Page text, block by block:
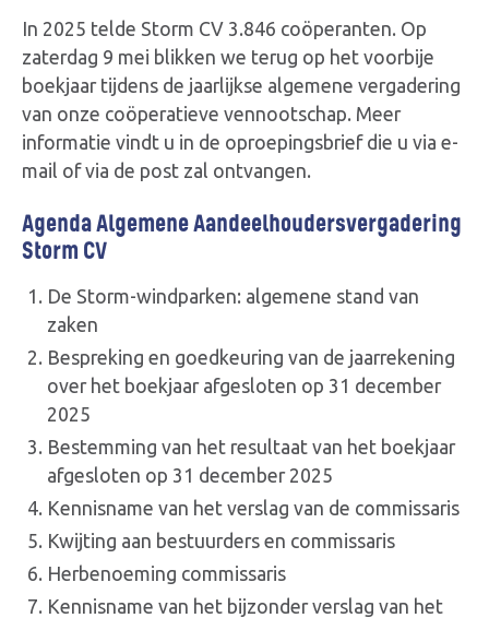
In 2025 telde Storm CV 3.846 coöperanten. Op
zaterdag 9 mei blikken we terug op het voorbije
boekjaar tijdens de jaarlijkse algemene vergadering
van onze coöperatieve vennootschap. Meer
informatie vindt u in de oproepingsbrief die u via e-
mail of via de post zal ontvangen.
Agenda Algemene Aandeelhoudersvergadering
Storm CV
De Storm-windparken: algemene stand van
zaken
Bespreking en goedkeuring van de jaarrekening
over het boekjaar afgesloten op 31 december
2025
Bestemming van het resultaat van het boekjaar
afgesloten op 31 december 2025
Kennisname van het verslag van de commissaris
Kwijting aan bestuurders en commissaris
Herbenoeming commissaris
Kennisname van het bijzonder verslag van het